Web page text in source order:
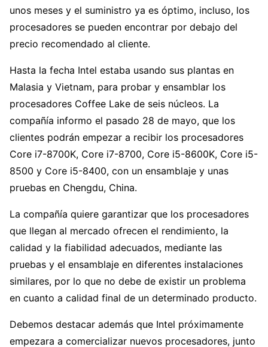
unos meses y el suministro ya es óptimo, incluso, los
procesadores se pueden encontrar por debajo del
precio recomendado al cliente.
Hasta la fecha Intel estaba usando sus plantas en
Malasia y Vietnam, para probar y ensamblar los
procesadores Coffee Lake de seis núcleos. La
compañía informo el pasado 28 de mayo, que los
clientes podrán empezar a recibir los procesadores
Core i7-8700K, Core i7-8700, Core i5-8600K, Core i5-
8500 y Core i5-8400, con un ensamblaje y unas
pruebas en Chengdu, China.
La compañía quiere garantizar que los procesadores
que llegan al mercado ofrecen el rendimiento, la
calidad y la fiabilidad adecuados, mediante las
pruebas y el ensamblaje en diferentes instalaciones
similares, por lo que no debe de existir un problema
en cuanto a calidad final de un determinado producto.
Debemos destacar además que Intel próximamente
empezara a comercializar nuevos procesadores, junto